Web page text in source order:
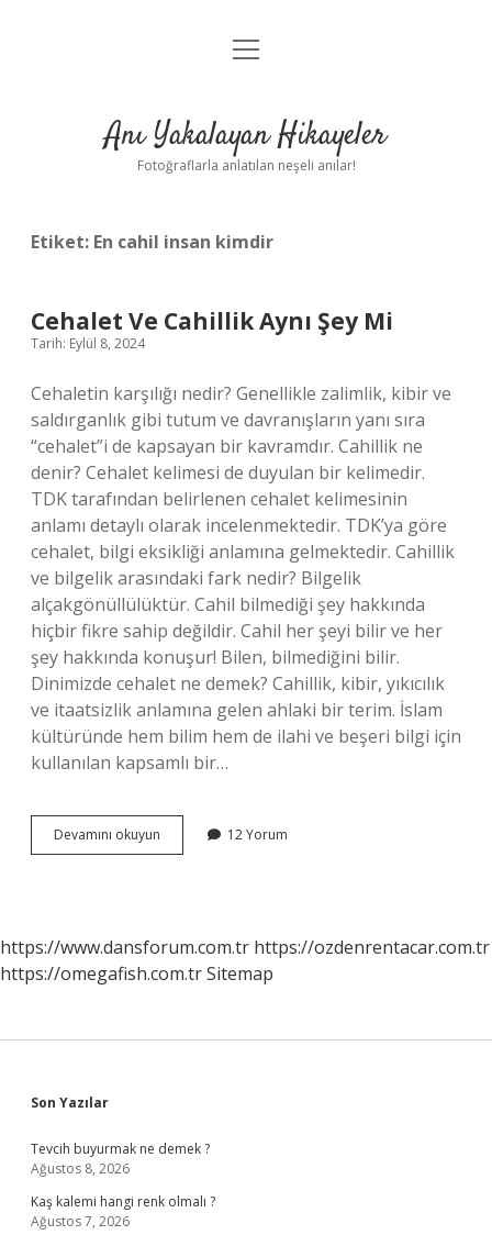
Anasayfa
Yasal Uyarı
menüyü
Anı Yakalayan Hikayeler
Fotoğraflarla anlatılan neşeli anılar!
Etiket: En cahil insan kimdir
Cehalet Ve Cahillik Aynı Şey Mi
Tarih: Eylül 8, 2024
Cehaletin karşılığı nedir? Genellikle zalimlik, kibir ve
saldırganlık gibi tutum ve davranışların yanı sıra
“cehalet”i de kapsayan bir kavramdır. Cahillik ne
denir? Cehalet kelimesi de duyulan bir kelimedir.
TDK tarafından belirlenen cehalet kelimesinin
anlamı detaylı olarak incelenmektedir. TDK’ya göre
cehalet, bilgi eksikliği anlamına gelmektedir. Cahillik
ve bilgelik arasındaki fark nedir? Bilgelik
alçakgönüllülüktür. Cahil bilmediği şey hakkında
hiçbir fikre sahip değildir. Cahil her şeyi bilir ve her
şey hakkında konuşur! Bilen, bilmediğini bilir.
Dinimizde cehalet ne demek? Cahillik, kibir, yıkıcılık
ve itaatsizlik anlamına gelen ahlaki bir terim. İslam
kültüründe hem bilim hem de ilahi ve beşeri bilgi için
kullanılan kapsamlı bir…
Devamını okuyun
Ve
12 Yorum
https://www.dansforum.com.tr https://ozdenrentacar.com.tr
https://omegafish.com.trSitemap
Sidebar
Son Yazılar
Tevcih buyurmak ne demek ?
Ağustos 8, 2026
Kaş kalemi hangi renk olmalı ?
Ağustos 7, 2026